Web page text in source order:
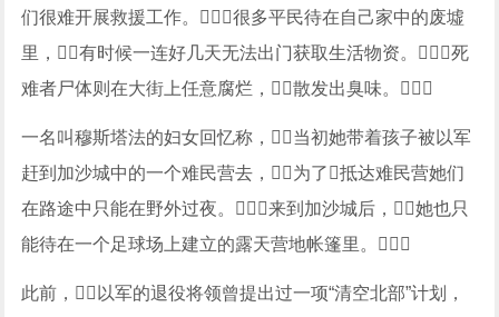
们很难开展救援工作。很多平民待在自己家中的废墟
里，有时候一连好几天无法出门获取生活物资。死
难者尸体则在大街上任意腐烂，散发出臭味。
一名叫穆斯塔法的妇女回忆称，当初她带着孩子被以军
赶到加沙城中的一个难民营去，为了抵达难民营她们
在路途中只能在野外过夜。来到加沙城后，她也只
能待在一个足球场上建立的露天营地帐篷里。
此前，以军的退役将领曾提出过一项“清空北部”计划，